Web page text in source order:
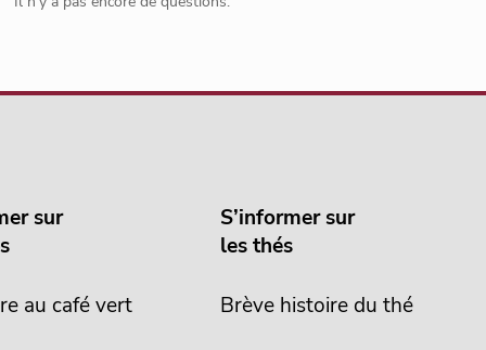
sur
au café vert
S’informer sur
les thés
Brève histoire du thé